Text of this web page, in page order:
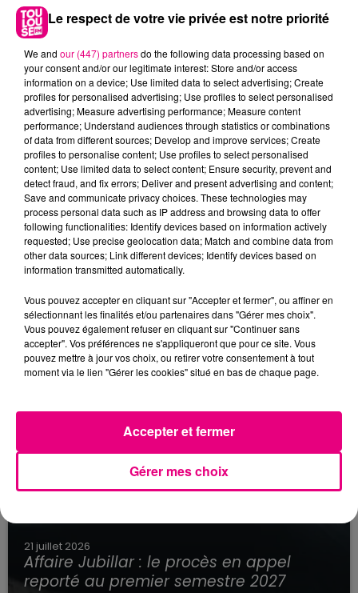
22 juillet 2026
Toulouse : circulation perturbée dans le
secteur François Verdier...
21 juillet 2026
Affaire Jubillar : le procès en appel
reporté au premier semestre 2027
Le respect de votre vie privée est notre priorité
We and our (447) partnersdo the following data processing based on
your consent and/or our legitimate interest: Store and/or access
information on a device; Use limited data to select advertising; Create
profiles for personalised advertising; Use profiles to select personalised
advertising; Measure advertising performance; Measure content
performance; Understand audiences through statistics or combinations
of data from different sources; Develop and improve services; Create
profiles to personalise content; Use profiles to select personalised
content; Use limited data to select content; Ensure security, prevent and
detect fraud, and fix errors; Deliver and present advertising and content;
Save and communicate privacy choices. These technologies may
process personal data such as IP address and browsing data to offer
following functionalities: Identify devices based on information actively
requested; Use precise geolocation data; Match and combine data from
other data sources; Link different devices; Identify devices based on
information transmitted automatically.
Vous pouvez accepter en cliquant sur "Accepter et fermer", ou affiner en
sélectionnant les finalités et/ou partenaires dans "Gérer mes choix".
Vous pouvez également refuser en cliquant sur "Continuer sans
accepter". Vos préférences ne s'appliqueront que pour ce site. Vous
pouvez mettre à jour vos choix, ou retirer votre consentement à tout
moment via le lien "Gérer les cookies" situé en bas de chaque page.
Gérer mes choix
Accepter et fermer